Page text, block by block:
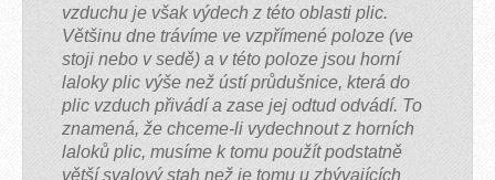
vzduchu je však výdech z této oblasti plic.
Většinu dne trávíme ve vzpřímené poloze (ve
stoji nebo v sedě) a v této poloze jsou horní
laloky plic výše než ústí průdušnice, která do
plic vzduch přivádí a zase jej odtud odvádí. To
znamená, že chceme-li vydechnout z horních
laloků plic, musíme k tomu použít podstatně
větší svalový stah než je tomu u zbývajících